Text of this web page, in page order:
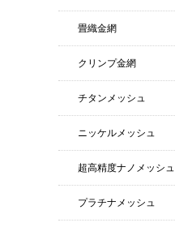
畳織金網
クリンプ金網
チタンメッシュ
ニッケルメッシュ
超高精度ナノメッシュ
プラチナメッシュ